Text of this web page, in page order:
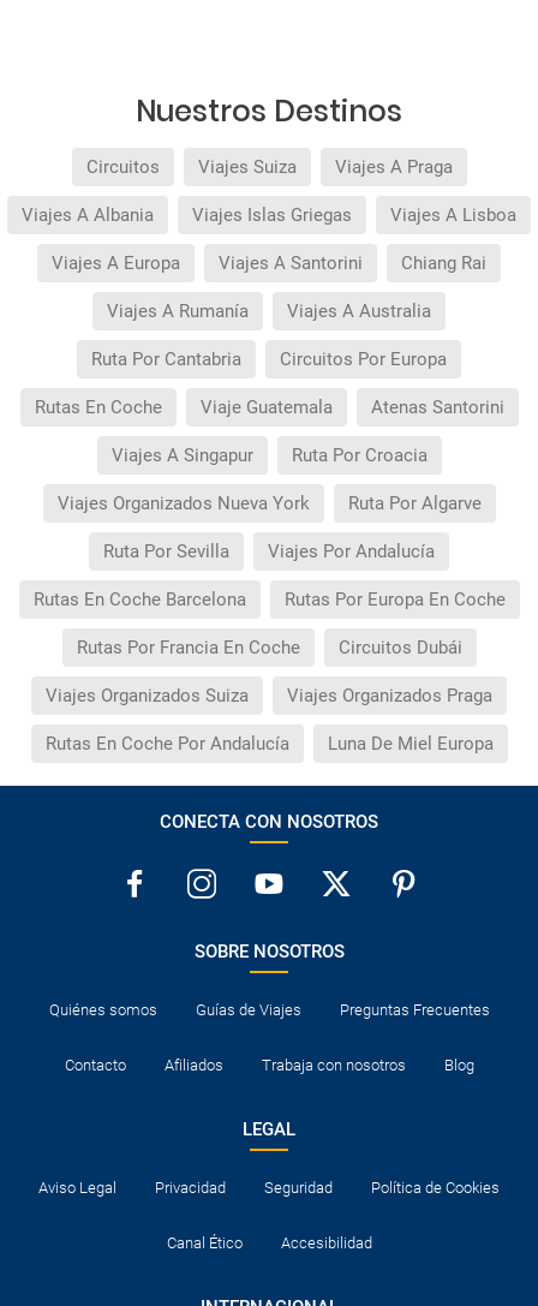
Nuestros Destinos
Circuitos Viajes Suiza Viajes A Praga
Viajes A Albania Viajes Islas Griegas Viajes A Lisboa
Viajes A Europa Viajes A Santorini Chiang Rai
Viajes A Rumanía Viajes A Australia
Ruta Por Cantabria Circuitos Por Europa
Rutas En Coche Viaje Guatemala Atenas Santorini
Viajes A Singapur Ruta Por Croacia
Viajes Organizados Nueva York Ruta Por Algarve
Ruta Por Sevilla Viajes Por Andalucía
Rutas En Coche Barcelona Rutas Por Europa En Coche
Rutas Por Francia En Coche Circuitos Dubái
Viajes Organizados Suiza Viajes Organizados Praga
Rutas En Coche Por Andalucía Luna De Miel Europa
CONECTA CON NOSOTROS
SOBRE NOSOTROS
Quiénes somos Guías de Viajes Preguntas Frecuentes
Contacto Afiliados Trabaja con nosotros Blog
LEGAL
Aviso Legal Privacidad Seguridad Política de Cookies
Canal Ético Accesibilidad